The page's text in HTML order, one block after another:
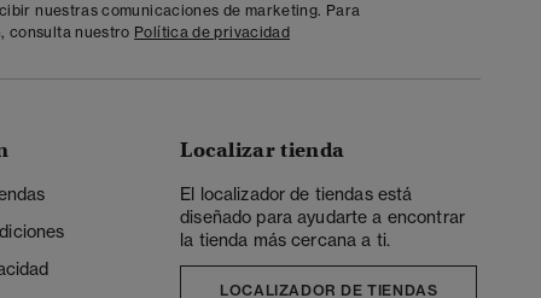
nuestras comunicaciones de marketing. Para
consulta nuestro Política de privacidad
Localizar tienda
El localizador de tiendas está
diseñado para ayudarte a encontrar
la tienda más cercana a ti.
LOCALIZADOR DE TIENDAS